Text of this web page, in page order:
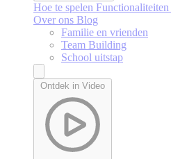
Hoe te spelen Functionaliteiten
Over ons Blog
Familie en vrienden
Team Building
School uitstap
Ontdek in Video